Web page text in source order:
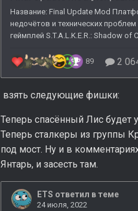
взять следующие фишки:
Теперь спасённый Лис будет
Теперь сталкеры из группы
под мост. Ну и в
Янтарь, и засесть там.